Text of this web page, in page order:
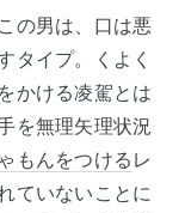
の男は、口は悪
タイプ。くよく
かける凌駕とは
を無理矢理状況
もんをつけるレ
ていないことに